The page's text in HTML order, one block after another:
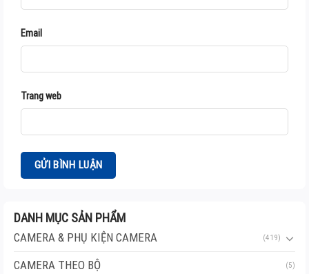
Email
Trang web
DANH MỤC SẢN PHẨM
CAMERA & PHỤ KIỆN CAMERA (419)
CAMERA THEO BỘ (5)